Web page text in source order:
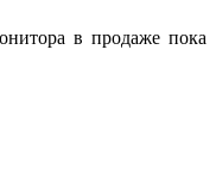
в продаже пока